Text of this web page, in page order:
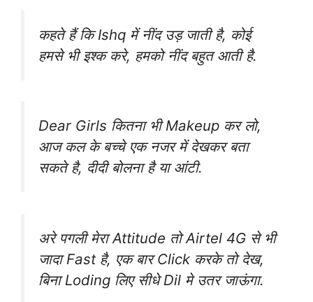
कहते हैं कि Ishq में नींद उड़ जाती है, कोई
हमसे भी इश्क करे, हमको नींद बहुत आती है.
Dear Girls कितना भी Makeup कर लो,
आज कल के बच्चे एक नजर में देखकर बता
सकते है, दीदी बोलना है या आंटी.
अरे ‪पगली‬ मेरा ‪Attitude‬ तो Airtel 4G से भी
जादा Fast‬ है, एक बार ‪Click‬ करके तो देख,
बिना Loding‬ लिए सीधे ‪Dil‬ मे उतर जाऊंगा.